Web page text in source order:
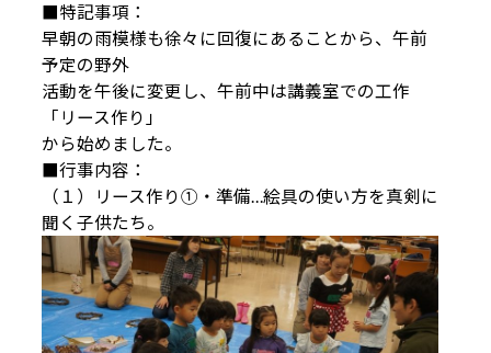
■特記事項：
早朝の雨模様も徐々に回復にあることから、午前
予定の野外
活動を午後に変更し、午前中は講義室での工作
「リース作り」
から始めました。
■行事内容：
（１）リース作り①・準備…絵具の使い方を真剣に
聞く子供たち。